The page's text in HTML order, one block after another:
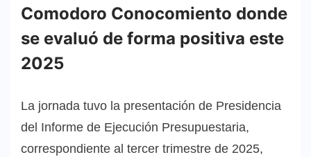
Comodoro Conocomiento donde
se evaluó de forma positiva este
2025
La jornada tuvo la presentación de Presidencia
del Informe de Ejecución Presupuestaria,
correspondiente al tercer trimestre de 2025,